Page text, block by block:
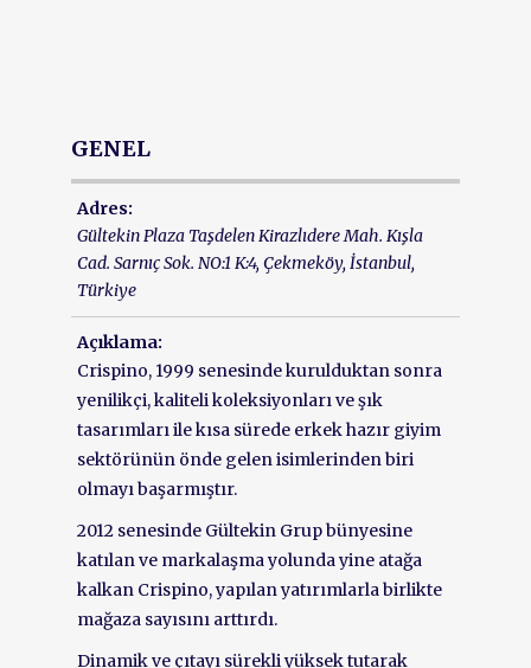
GENEL
Adres:
Gültekin Plaza Taşdelen Kirazlıdere Mah. Kışla
Cad. Sarnıç Sok. NO:1 K:4, Çekmeköy, İstanbul,
Türkiye
Açıklama:
Crispino, 1999 senesinde kurulduktan sonra
yenilikçi, kaliteli koleksiyonları ve şık
tasarımları ile kısa sürede erkek hazır giyim
sektörünün önde gelen isimlerinden biri
olmayı başarmıştır.
2012 senesinde Gültekin Grup bünyesine
katılan ve markalaşma yolunda yine atağa
kalkan Crispino, yapılan yatırımlarla birlikte
mağaza sayısını arttırdı.
Dinamik ve çıtayı sürekli yüksek tutarak